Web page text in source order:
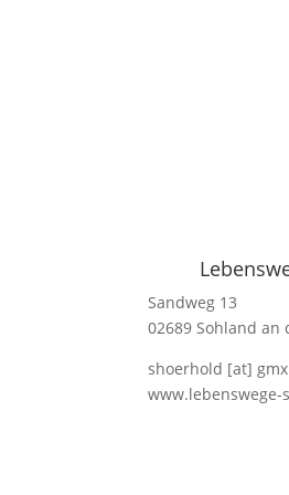
Sandweg 13
02689 Sohland an
shoerhold [at]